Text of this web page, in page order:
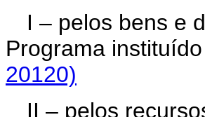
I – pelos bens e
Programa
20120)
II – pelos